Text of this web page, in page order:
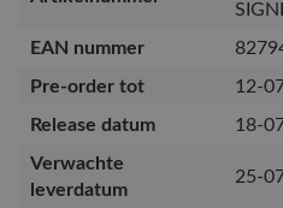
EAN nummer
Pre-order tot
12-
Release datum
18-
Verwachte
leverdatum
25-